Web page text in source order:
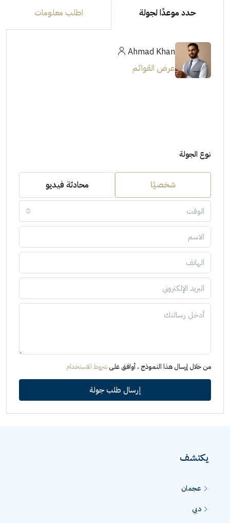
حدد موعدًا لجولة اطلب معلومات
Ahmad Khan
عرض القوائم
نوع الجولة
شخصيًا محادثة فيديو
الوقت
من خلال إرسال هذا النموذج ، أوافق على شروط الاستخدام
إرسال طلب جولة
يكتشف
عجمان
دبي